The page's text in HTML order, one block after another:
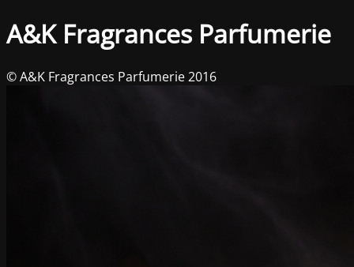
A&K Fragrances Parfumerie
© A&K Fragrances Parfumerie 2016